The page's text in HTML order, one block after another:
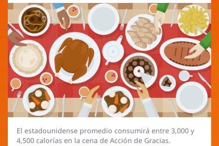
artículo:
artículo:
El estadounidense promedio consumirá entre 3,000 y
4,500 calorías en la cena de Acción de Gracias.